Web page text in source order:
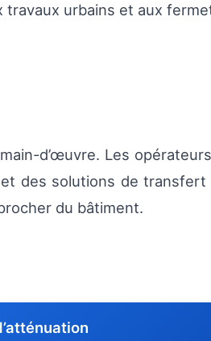
urbains et aux
d’œuvre. Les
des solutions de transfert
du bâtiment.